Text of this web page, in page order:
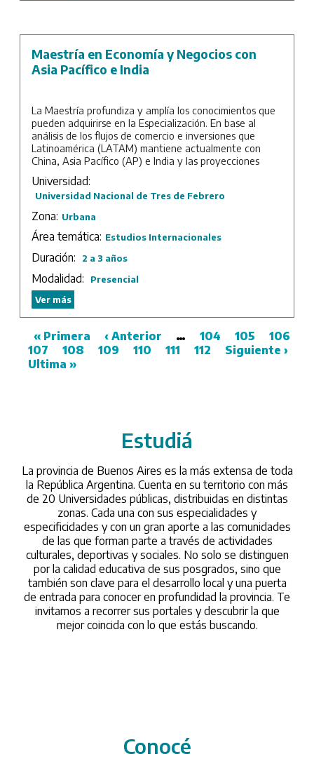
Duración: 2 años de cursada más trabajo final.
Maestría en Economía y Negocios con
Asia Pacífico e India
La Maestría profundiza y amplía los conocimientos que
pueden adquirirse en la Especialización. En base al
análisis de los flujos de comercio e inversiones que
Latinoamérica (LATAM) mantiene actualmente con
China, Asia Pacífico (AP) e India y las proyecciones
estimadas para su crecimiento y modificación de
contenidos en el futuro, se han incorporado temáticas
de relevante carácter estratégico para nuestros países.
Se encuentran entre ellas una introducción al Derecho
chino aplicado a los negocios; los mercados de
agroalimentos globales y asiáticos y los agronegocios
transferencia tecnológica en esa región en el marco de
estrategias asociativas con LATAM y los vínculos que
pueden establecerse entre el proyecto de “La Ruta y el
Camino de la Seda” con la infraestructura y
conectividad de América Latina.
Duración: 2 años de cursada más trabajo final.
Universidad:
Universidad Nacional de Tres de Febrero
Zona: Urbana
Área temática: Estudios Internacionales
Duración: 2 a 3 años
Modalidad:
Presencial
Ver más
Pagination
First
page
« Primera
Previous
page
‹ Anterior … Page
104 Page
105 Page
106
107
Page
108 Page
109 Page
110 Page
111 Page
112
Next
Siguiente ›
Ultima »
Estudiá
/universidades
La provincia de Buenos Aires es la más extensa de toda
la República Argentina. Cuenta en su territorio con más
de 20 Universidades públicas, distribuidas en distintas
zonas. Cada una con sus especialidades y
especificidades y con un gran aporte a las comunidades
de las que forman parte a través de actividades
culturales, deportivas y sociales. No solo se distinguen
por la calidad educativa de sus posgrados, sino que
también son clave para el desarrollo local y una puerta
de entrada para conocer en profundidad la provincia. Te
invitamos a recorrer sus portales y descubrir la que
mejor coincida con lo que estás buscando.
Conocé
/conoce